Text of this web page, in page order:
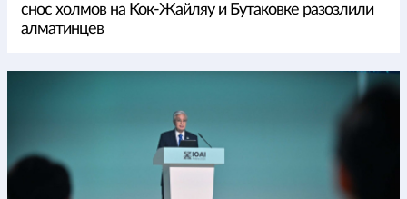
снос холмов на Кок-Жайляу и Бутаковке разозлили
алматинцев